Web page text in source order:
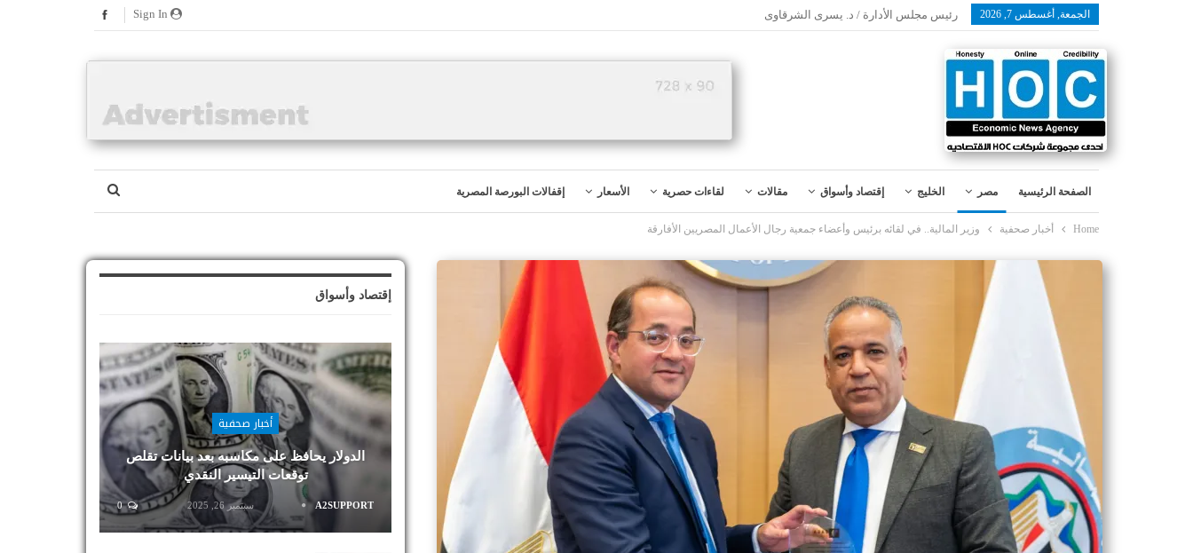
الجمعة, أغسطس 7, 2026 رئيس مجلس الأدارة / د. يسرى الشرقاوى
الصفحة الرئيسية مصر الخليج إقتصاد وأسواق مقالات لقاءات حصرية الأسعار إقفالات البورصة المصرية
Home أخبار صحفية وزير المالية.. في لقائه برئيس وأعضاء جمعية رجال الأعمال المصريين الأفارقة
إقتصاد وأسواق
أخبار صحفية
الدولار يحافظ على مكاسبه بعد بيانات تقلص
توقعات التيسير النقدي
A2SUPPORT سبتمبر 26, 2025 0